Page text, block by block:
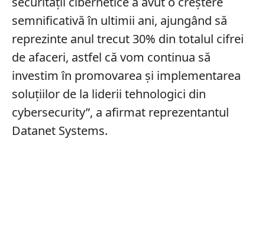
semnificativă în ultimii ani, ajungând să
reprezinte anul trecut 30% din totalul cifrei
de afaceri, astfel că vom continua să
investim în promovarea și implementarea
soluțiilor de la liderii tehnologici din
cybersecurity”, a afirmat reprezentantul
Datanet Systems.